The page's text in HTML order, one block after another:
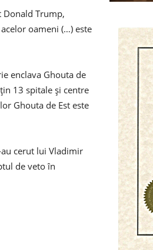
Donald Trump,
oameni (…) este
enclava Ghouta de
13 spitale și centre
Ghouta de Est este
cerut lui Vladimir
de veto în